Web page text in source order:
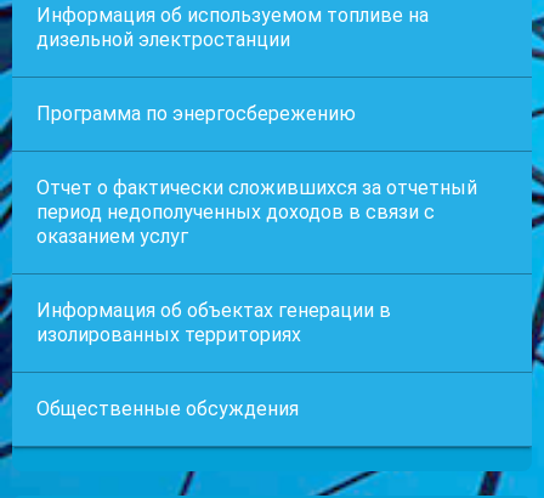
Информация об используемом топливе на
дизельной электростанции
Программа по энергосбережению
Отчет о фактически сложившихся за отчетный
период недополученных доходов в связи с
оказанием услуг
Информация об объектах генерации в
изолированных территориях
Общественные обсуждения